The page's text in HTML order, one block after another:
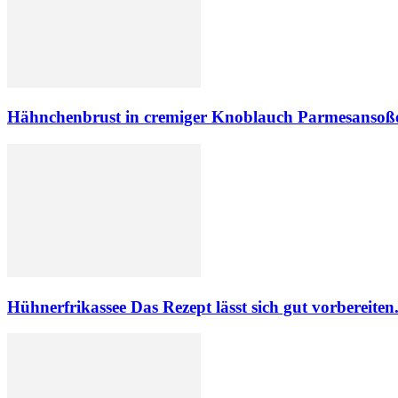
Hähnchenbrust in cremiger Knoblauch
Hühnerfrikassee Das Rezept lässt sich gut vorbereiten.